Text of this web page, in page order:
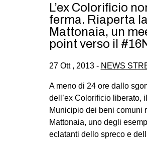
L’ex Colorificio
ferma. Riaperta la
Mattonaia, un
point verso il
27 Ott , 2013 - NEWS
A meno di 24 ore dallo
dell’ex Colorificio liberato, il
Municipio dei beni comuni
Mattonaia, uno degli
eclatanti dello spreco e